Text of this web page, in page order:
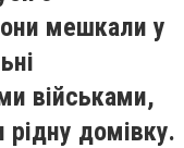
мешкали у
військами,
домівку.